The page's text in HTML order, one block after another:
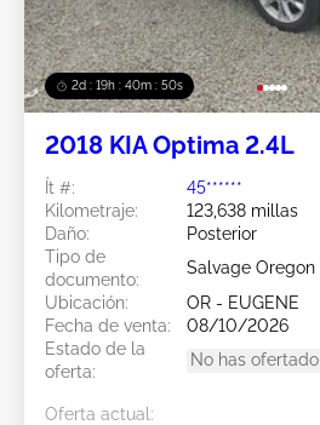
2d : 19h : 40m : 47s
2018 KIA Optima 2.4L
Ít #:
45******
Kilometraje:
123,638 millas
Daño:
Posterior
Tipo de
documento:
Salvage Oregon
Ubicación:
OR - EUGENE
Fecha de venta:
08/10/2026
Estado de la
oferta:
No has ofertado
Oferta actual: